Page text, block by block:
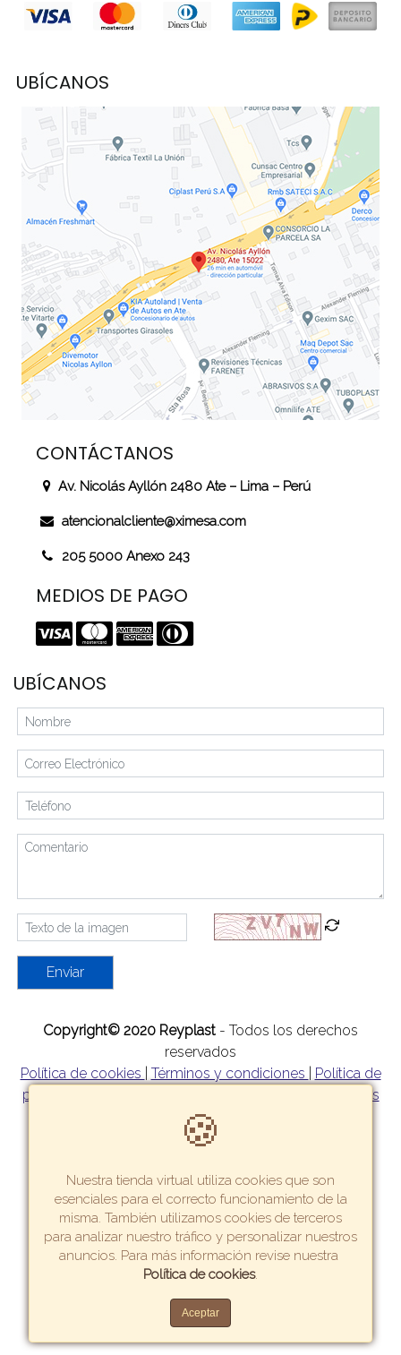
UBÍCANOS
CONTÁCTANOS
Av. Nicolás Ayllón 2480 Ate – Lima – Perú
atencionalcliente@ximesa.com
205 5000 Anexo 243
MEDIOS DE PAGO
UBÍCANOS
Enviar
Copyright© 2020 Reyplast - Todos los derechos
reservados
Política de cookies
Términos y condiciones
Política de
privacidad
Formas
Tarifas y zonas de reparto
🍪
Nuestra tienda virtual utiliza cookies que son
esenciales para el correcto funcionamiento de la
misma. También utilizamos cookies de terceros
para analizar nuestro tráfico y personalizar nuestros
anuncios. Para más información revise nuestra
Política de cookies.
Aceptar